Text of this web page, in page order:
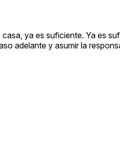
ya es suficiente. Ya es
adelante y asumir la